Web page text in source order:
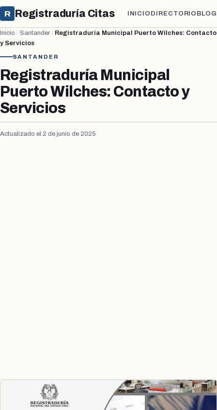
R Registraduría Citas INICIO DIRECTORIO BLOG
Inicio / Santander / Registraduría Municipal Puerto Wilches: Contacto
y Servicios
SANTANDER
Registraduría Municipal
Puerto Wilches: Contacto y
Servicios
Actualizado el 2 de junio de 2025